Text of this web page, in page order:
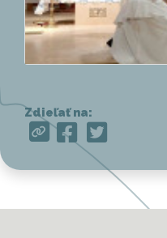
Zdieľať na: